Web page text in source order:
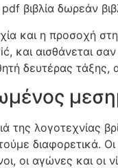
βιβλία δωρεάν
και η προσοχή
και αισθάνεται
δευτέρας τάξης,
της λογοτεχνίας
διαφορετικά.
οι αγώνες και οι